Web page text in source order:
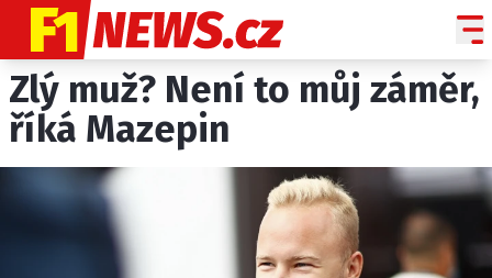
NOVINKY
GRAND PRIX
PADDOCK LINE
TECHNIKA
HISTORIE GP
PROFILY JEZDCŮ
Zlý muž? Není to můj záměr,
říká Mazepin